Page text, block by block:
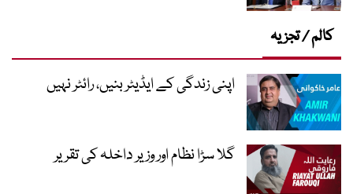
کالم / تجزیہ
اپنی زندگی کے ایڈیٹر بنیں، رائٹر نہیں
گلا سڑا نظام اور وزیر داخلہ کی تقریر